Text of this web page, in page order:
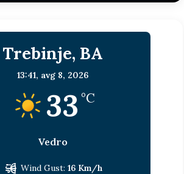
Trebinje, BA
13:41, avg 8, 2026
33 °C
Vedro
Wind Gust: 16 Km/h